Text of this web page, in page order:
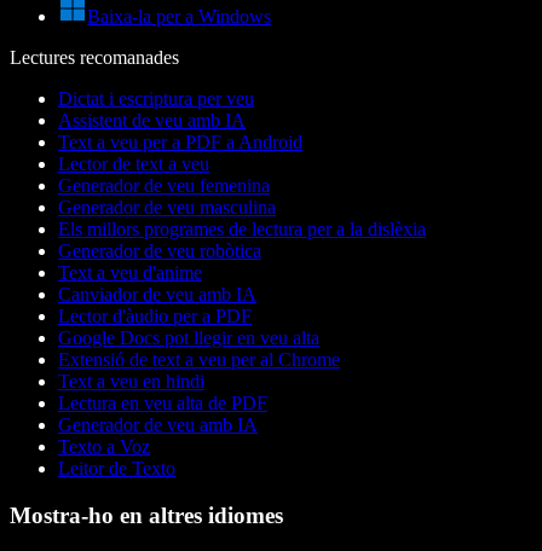
Baixa-la per a Windows
Lectures recomanades
Dictat i escriptura per veu
Assistent de veu amb IA
Text a veu per a PDF a Android
Lector de text a veu
Generador de veu femenina
Generador de veu masculina
Els millors programes de lectura per a la dislèxia
Generador de veu robòtica
Text a veu d'anime
Canviador de veu amb IA
Lector d'àudio per a PDF
Google Docs pot llegir en veu alta
Extensió de text a veu per al Chrome
Text a veu en hindi
Lectura en veu alta de PDF
Generador de veu amb IA
Texto a Voz
Leitor de Texto
Mostra-ho en altres idiomes